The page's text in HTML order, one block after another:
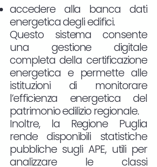
accedere alla banca dati
energetica degli edifici.
Questo sistema consente
una gestione digitale
completa della certificazione
energetica e permette alle
istituzioni di monitorare
l’efficienza energetica del
patrimonio edilizio regionale.
Inoltre, la Regione Puglia
rende disponibili statistiche
pubbliche sugli APE, utili per
analizzare le classi